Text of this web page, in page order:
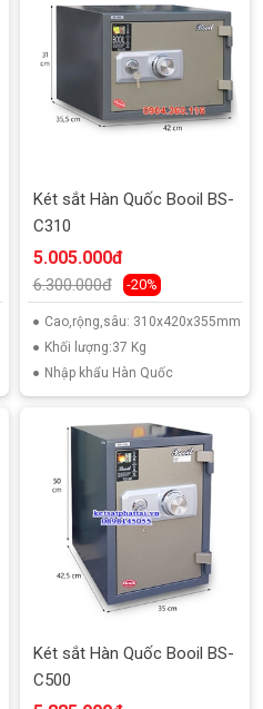
Két sắt Hàn Quốc Booil BS-
C310
5.005.000đ
6.300.000đ -20%
Cao,rộng,sâu: 310x420x355mm
Khối lượng:37 Kg
Nhập khẩu Hàn Quốc
Két sắt Hàn Quốc Booil BS-
C500